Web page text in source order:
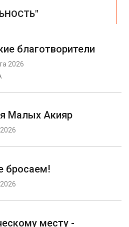
благотворители
2026
Малых Акияр
бросаем!
месту -